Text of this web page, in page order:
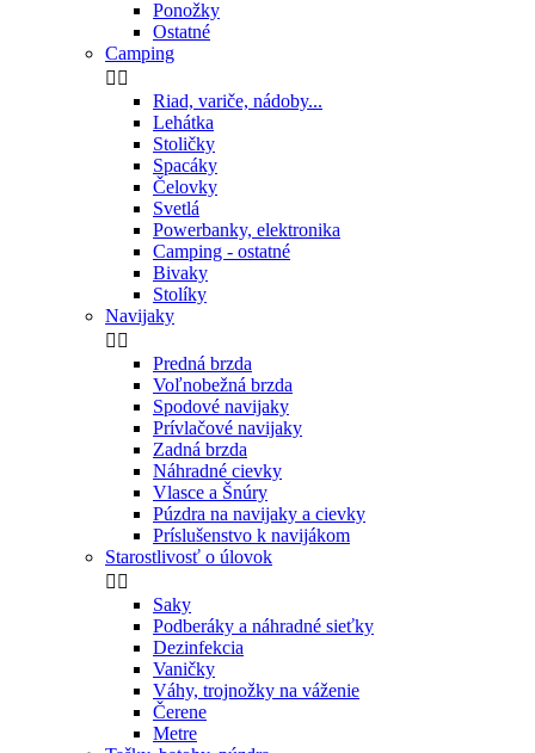
Ponožky
Ostatné
Camping
 
Riad, variče, nádoby...
Lehátka
Stoličky
Spacáky
Čelovky
Svetlá
Powerbanky, elektronika
Camping - ostatné
Bivaky
Stolíky
Navijaky
 
Predná brzda
Voľnobežná brzda
Spodové navijaky
Prívlačové navijaky
Zadná brzda
Náhradné cievky
Vlasce a Šnúry
Púzdra na navijaky a cievky
Príslušenstvo k navijákom
Starostlivosť o úlovok
 
Saky
Podberáky a náhradné sieťky
Dezinfekcia
Vaničky
Váhy, trojnožky na váženie
Čerene
Metre